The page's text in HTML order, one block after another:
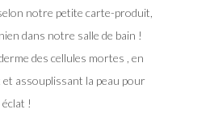
notre petite carte-produit,
dans notre salle de bain !
des cellules mortes , en
assouplissant la peau pour
!